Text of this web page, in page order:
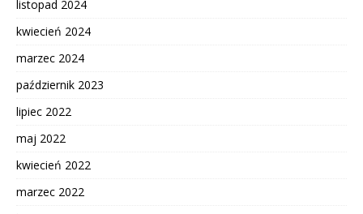
listopad 2024
kwiecień 2024
marzec 2024
październik 2023
lipiec 2022
maj 2022
kwiecień 2022
marzec 2022